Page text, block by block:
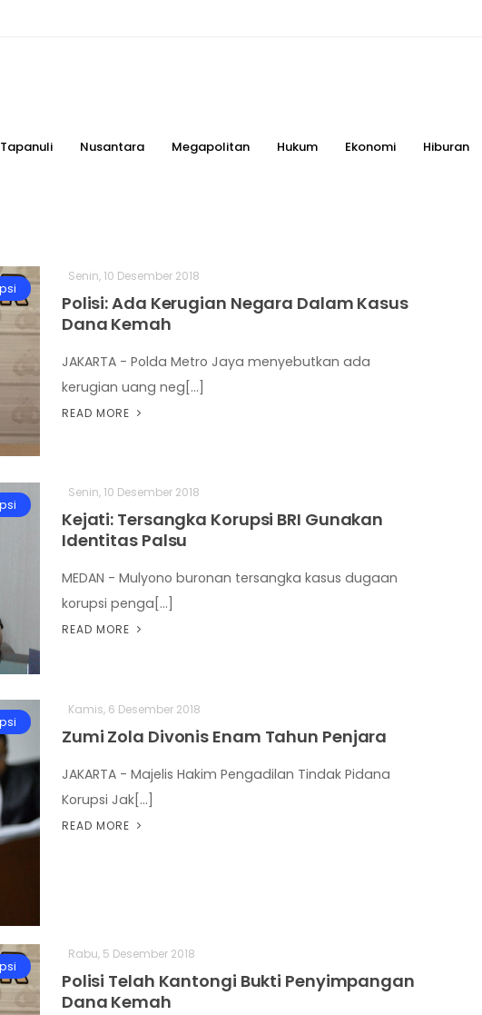
Tapanuli Nusantara Megapolitan Hukum Ekonomi Hiburan
Senin, 10 Desember 2018
Polisi: Ada Kerugian Negara Dalam Kasus
Dana Kemah
JAKARTA - Polda Metro Jaya menyebutkan ada
kerugian uang neg[...]
READ MORE
Senin, 10 Desember 2018
Kejati: Tersangka Korupsi BRI Gunakan
Identitas Palsu
MEDAN - Mulyono buronan tersangka kasus dugaan
korupsi penga[...]
READ MORE
Kamis, 6 Desember 2018
Zumi Zola Divonis Enam Tahun Penjara
JAKARTA - Majelis Hakim Pengadilan Tindak Pidana
Korupsi Jak[...]
READ MORE
Rabu, 5 Desember 2018
Polisi Telah Kantongi Bukti Penyimpangan
Dana Kemah